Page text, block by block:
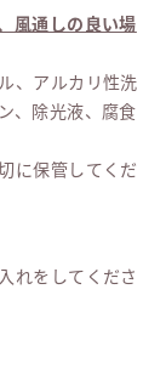
風通しの良い場
、アルカリ性洗
、除光液、腐食
に保管してくだ
れをしてくださ